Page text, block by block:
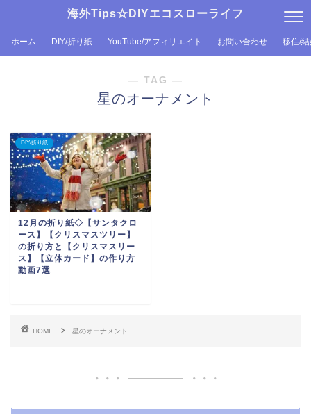
海外Tips☆DIYエコスローライフ
ホーム DIY/折り紙 YouTube/アフィリエイト お問い合わせ 移住/
― TAG ―
星のオーナメント
DIY/折り紙
12月の折り紙◇【サンタクロ
ース】【クリスマスツリー】
の折り方と【クリスマスリー
ス】【立体カード】の作り方
動画7選
HOME 星のオーナメント